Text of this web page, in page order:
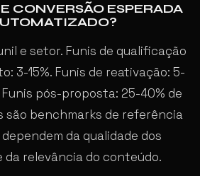
CONVERSÃO ESPERADA
e setor. Funis de qualificação
3-15%. Funis de reativação: 5-
Funis pós-proposta: 25-40% de
são benchmarks de referência
da qualidade dos
da relevância do conteúdo.